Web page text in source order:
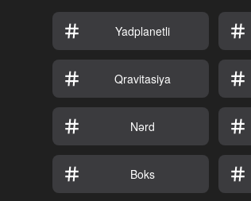
Yadplanetli
Qravitasiya
Nərd
Boks